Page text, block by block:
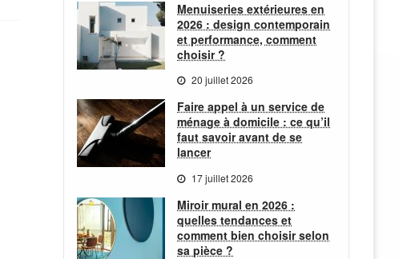
Menuiseries extérieures en
2026 : design contemporain
et performance, comment
choisir ?
20 juillet 2026
Faire appel à un service de
ménage à domicile : ce qu’il
faut savoir avant de se
lancer
17 juillet 2026
Miroir mural en 2026 :
quelles tendances et
comment bien choisir selon
sa pièce ?